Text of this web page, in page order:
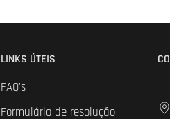
LINKS ÚTEIS
FAQ's
Formulário de resolução